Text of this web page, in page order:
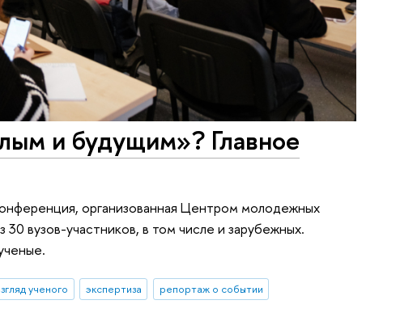
и будущим»? Главное
организованная Центром молодежных
вузов-участников, в том числе и зарубежных.
ученого экспертиза
репортаж о событии